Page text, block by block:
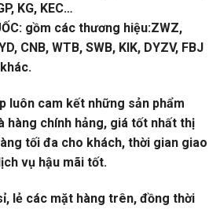
KG, KEC…
gồm các thương hiệu:ZWZ,
CNB, WTB, SWB, KIK, DYZV, FBJ
luôn cam kết những sản phẩm
hàng chính hảng, giá tốt nhất thị
tối đa cho khách, thời gian giao
vụ hậu mãi tốt.
lẻ các mặt hàng trên, đồng thời